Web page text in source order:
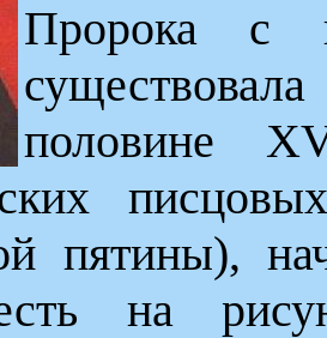
Пророка с
половине
пятины),
на